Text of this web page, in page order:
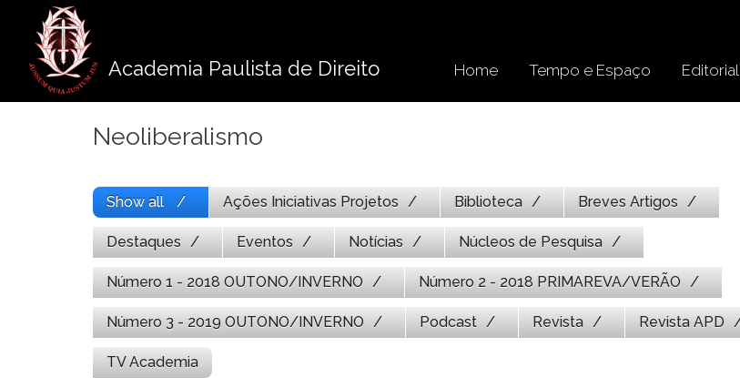
conteúdo
Academia Paulista de Direito Home Tempo e Espaço Editorial
Neoliberalismo
Show all Ações Iniciativas Projetos Biblioteca Breves Artigos
Destaques Eventos Notícias Núcleos de Pesquisa
Número 1 - 2018 OUTONO/INVERNO Número 2 - 2018 PRIMAREVA/VERÃO
Número 3 - 2019 OUTONO/INVERNO Podcast Revista Revista APD
TV Academia